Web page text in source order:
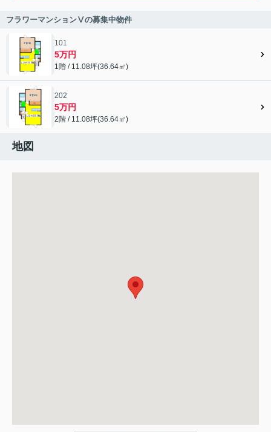
フラワーマンションⅤの募集中物件
101
5万円
1階 / 11.08坪(36.64㎡)
202
5万円
2階 / 11.08坪(36.64㎡)
地図